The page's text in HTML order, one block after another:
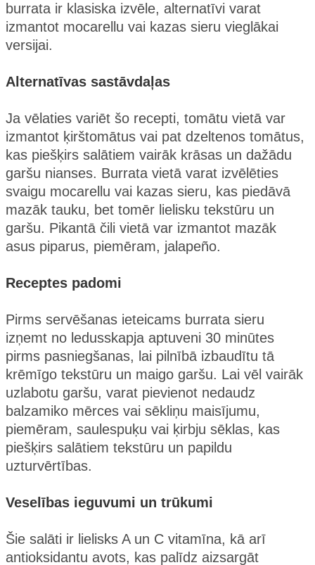
burrata ir klasiska izvēle, alternatīvi varat
izmantot mocarellu vai kazas sieru vieglākai
versijai.
Alternatīvas sastāvdaļas
Ja vēlaties variēt šo recepti, tomātu vietā var
izmantot ķirštomātus vai pat dzeltenos tomātus,
kas piešķirs salātiem vairāk krāsas un dažādu
garšu nianses. Burrata vietā varat izvēlēties
svaigu mocarellu vai kazas sieru, kas piedāvā
mazāk tauku, bet tomēr lielisku tekstūru un
garšu. Pikantā čili vietā var izmantot mazāk
asus piparus, piemēram, jalapeño.
Receptes padomi
Pirms servēšanas ieteicams burrata sieru
izņemt no ledusskapja aptuveni 30 minūtes
pirms pasniegšanas, lai pilnībā izbaudītu tā
krēmīgo tekstūru un maigo garšu. Lai vēl vairāk
uzlabotu garšu, varat pievienot nedaudz
balzamiko mērces vai sēkliņu maisījumu,
piemēram, saulespuķu vai ķirbju sēklas, kas
piešķirs salātiem tekstūru un papildu
uzturvērtības.
Veselības ieguvumi un trūkumi
Šie salāti ir lielisks A un C vitamīna, kā arī
antioksidantu avots, kas palīdz aizsargāt